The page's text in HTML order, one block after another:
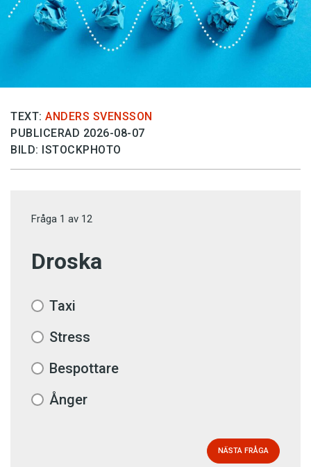
TEXT: ANDERS SVENSSON
PUBLICERAD 2026-08-07
BILD: ISTOCKPHOTO
Fråga 1 av 12
Droska
Taxi
Stress
Bespottare
Ånger
NÄSTA FRÅGA